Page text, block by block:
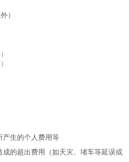
）
）
产生的个人费用等
的超出费用（如天灾、堵车等延误或